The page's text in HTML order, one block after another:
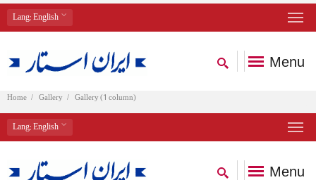
Lang: English
Menu
Home Gallery Gallery (1 column)
Lang: English
Menu